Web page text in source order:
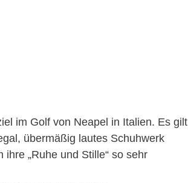
im Golf von Neapel in Italien. Es gilt
übermäßig lautes Schuhwerk
„Ruhe und Stille“ so sehr